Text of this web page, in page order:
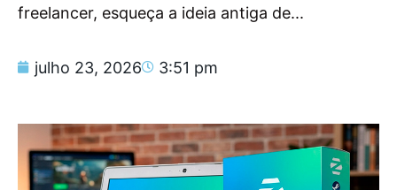
freelancer, esqueça a ideia antiga de...
julho 23, 2026 3:51 pm